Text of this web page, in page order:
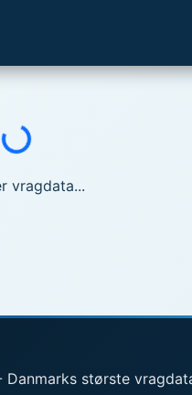
Indlæser...
vragdata...
største